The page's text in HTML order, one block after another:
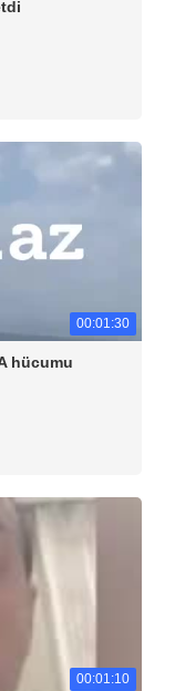
00:01:30
hücumu
00:01:10